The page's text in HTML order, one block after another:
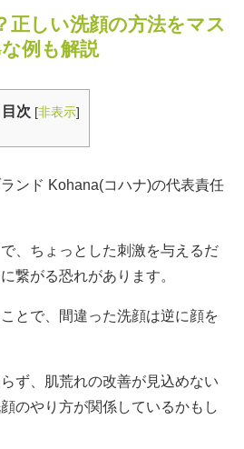
正しい洗顔の方法をマス
例も解説
目次 [非表示]
ンド Kohana(コハナ)の代表責任
、ちょっとした刺激を与えるだ
繋がる恐れがあります。
とで、間違った洗顔は逆に顔を
ず、肌荒れの改善が見込めない
のやり方が関係しているかもし